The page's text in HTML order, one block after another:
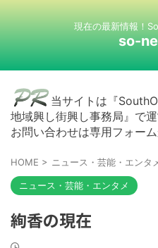
現在の最新情報！
so-
当サイトは『
地域興し街興し事務局』で運
お問い合わせは専用フォー
HOME > ニュース・芸能・エンタ
ニュース・芸能・エンタメ
絢香の現在